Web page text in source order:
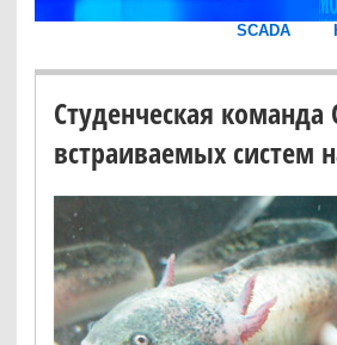
SCADA
Студенческая команда
встраиваемых систем